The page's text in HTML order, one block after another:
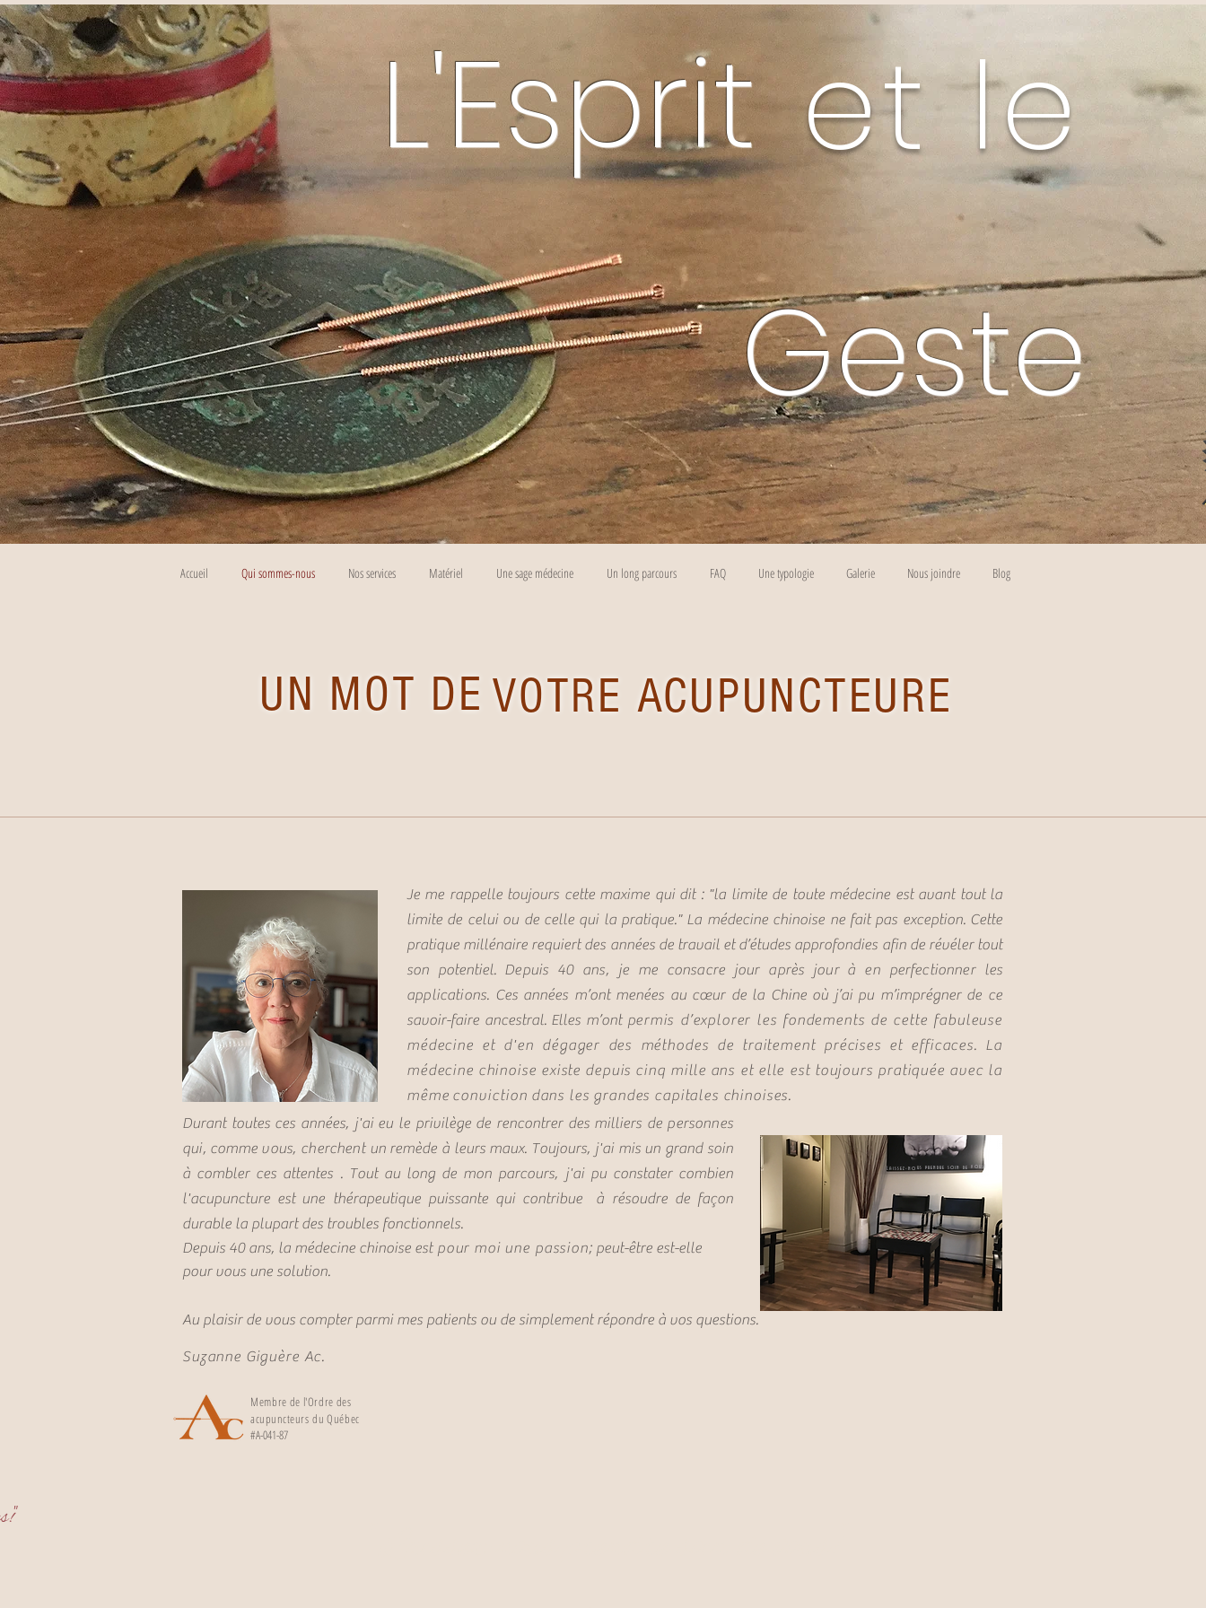
Suzanne Giguère Ac.
et le
L'Esprit
Geste
Accueil Qui sommes-nous Nos services Matériel Une sage médecine Un long parcours FAQ Une typologie Galerie Nous joindre Blog
UN MOT DEVOTRE ACUPUNCTEURE
Je me rappelle toujours cette maxime qui dit : "la limite de toute médecine est avant tout la
limite de celui ou de celle qui la pratique." La médecine chinoise ne fait pas exception. Cette
pratique millénaire requiert des années de travail et d’études approfondies afin de révéler tout
son potentiel. Depuis 40 ans, je me consacre jour après jour à en perfectionner les
applications. Ces années m’ont menées au cœur de la Chine où j’ai pu m’imprégner de ce
savoir-faire ancestral. Elles m’ont permis d’explorer les fondements de cette fabuleuse
médecine et d'en dégager des méthodes de traitement précises et efficaces. La
médecine chinoise existe depuis cinq mille ans et elle est toujours pratiquée avec la
même conviction dans les grandes capitales chinoises.
Laissez-nous prendre soin de vous!
Durant toutes ces années, j'ai eu le privilège de rencontrer des milliers de personnes
qui, comme vous, cherchent un remède à leurs maux. Toujours, j'ai mis un grand soin
à combler ces attentes . Tout au long de mon parcours, j'ai pu constater combien
l'acupuncture estune thérapeutique puissante qui contribue à résoudre de façon
durable la plupart des troubles fonctionnels.
Au plaisir de vous compter parmi mes patients ou de simplement répondre à vos questions.
Suzanne Giguère Ac.
Depuis 40 ans, la médecine chinoise estpour moi une passion; peut-être est-elle
pour vous une solution.
Membre de l'Ordre des
acupuncteurs du Québec
#A-041-87
"